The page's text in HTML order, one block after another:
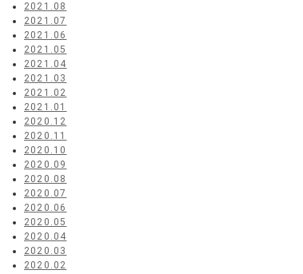
2021.08
2021.07
2021.06
2021.05
2021.04
2021.03
2021.02
2021.01
2020.12
2020.11
2020.10
2020.09
2020.08
2020.07
2020.06
2020.05
2020.04
2020.03
2020.02